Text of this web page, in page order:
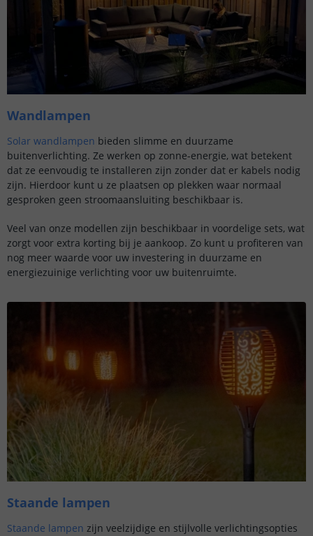
​Wandlampen
Solar wandlampen bieden slimme en duurzame
buitenverlichting. Ze werken op zonne-energie, wat betekent
dat ze eenvoudig te installeren zijn zonder dat er kabels nodig
zijn. Hierdoor kunt u ze plaatsen op plekken waar normaal
gesproken geen stroomaansluiting beschikbaar is.
Veel van onze modellen zijn beschikbaar in voordelige sets, wat
zorgt voor extra korting bij je aankoop. Zo kunt u profiteren van
nog meer waarde voor uw investering in duurzame en
energiezuinige verlichting voor uw buitenruimte.
Staande lampen
Staande lampen zijn veelzijdige en stijlvolle verlichtingsopties